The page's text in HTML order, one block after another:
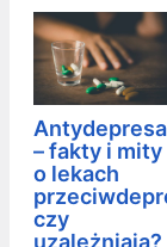
– fakty i mity
o lekach
czy
uzależniają?